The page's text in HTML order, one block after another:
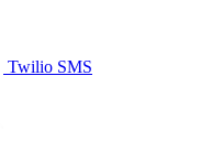
Twilio SMS